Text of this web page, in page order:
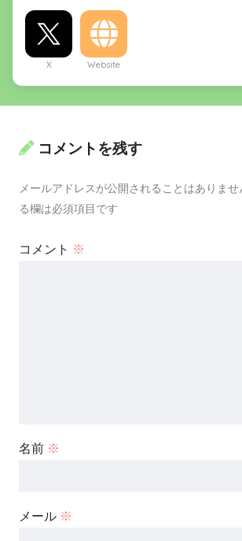
X Website
コメントを残す
メールアドレスが公開されることはありませ
る欄は必須項目です
コメント ※
名前 ※
メール ※